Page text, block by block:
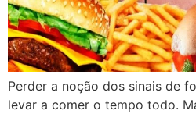
Perder a noção dos sinais de
levar a comer o tempo todo.